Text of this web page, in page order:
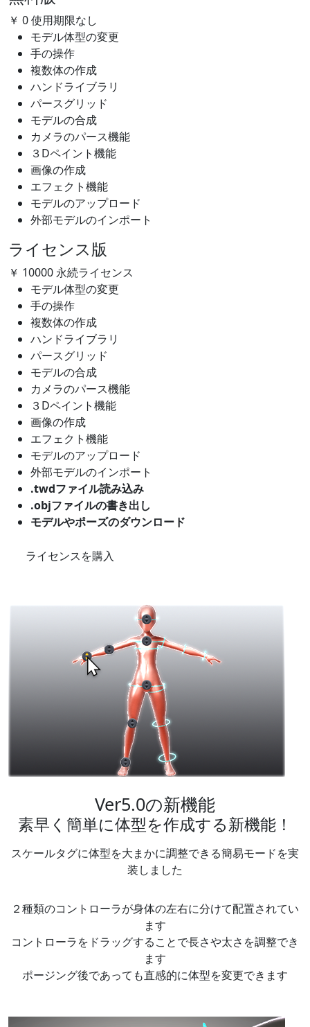
￥ 0使用期限なし
モデル体型の変更
手の操作
複数体の作成
ハンドライブラリ
パースグリッド
モデルの合成
カメラのパース機能
３Dペイント機能
画像の作成
エフェクト機能
モデルのアップロード
外部モデルのインポート
ライセンス版
￥ 10000 永続ライセンス
モデル体型の変更
手の操作
複数体の作成
ハンドライブラリ
パースグリッド
モデルの合成
カメラのパース機能
３Dペイント機能
画像の作成
エフェクト機能
モデルのアップロード
外部モデルのインポート
.twdファイル読み込み
.objファイルの書き出し
モデルやポーズのダウンロード
ライセンスを購入
Ver5.0の新機能
素早く簡単に体型を作成する新機能！
スケールタグに体型を大まかに調整できる簡易モードを実
装しました
２種類のコントローラが身体の左右に分けて配置されてい
ます
コントローラをドラッグすることで長さや太さを調整でき
ます
ポージング後であっても直感的に体型を変更できます